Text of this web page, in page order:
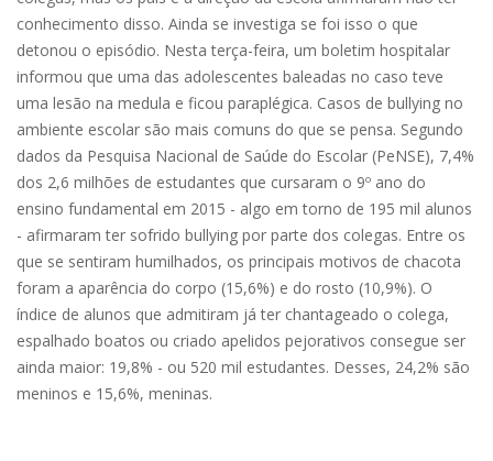
conhecimento disso. Ainda se investiga se foi isso o que
detonou o episódio. Nesta terça-feira, um boletim hospitalar
informou que uma das adolescentes baleadas no caso teve
uma lesão na medula e ficou paraplégica. Casos de bullying no
ambiente escolar são mais comuns do que se pensa. Segundo
dados da Pesquisa Nacional de Saúde do Escolar (PeNSE), 7,4%
dos 2,6 milhões de estudantes que cursaram o 9º ano do
ensino fundamental em 2015 - algo em torno de 195 mil alunos
- afirmaram ter sofrido bullying por parte dos colegas. Entre os
que se sentiram humilhados, os principais motivos de chacota
foram a aparência do corpo (15,6%) e do rosto (10,9%). O
índice de alunos que admitiram já ter chantageado o colega,
espalhado boatos ou criado apelidos pejorativos consegue ser
ainda maior: 19,8% - ou 520 mil estudantes. Desses, 24,2% são
meninos e 15,6%, meninas.